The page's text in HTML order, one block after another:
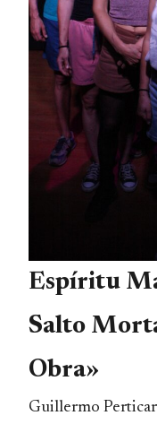
Espíritu
Salto
Obra»
Guillermo